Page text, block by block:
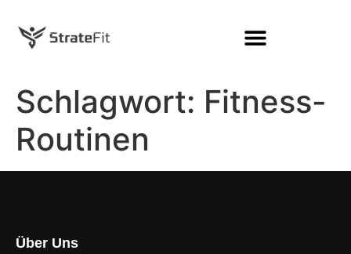
Schlagwort: Fitness-
Routinen
Über Uns